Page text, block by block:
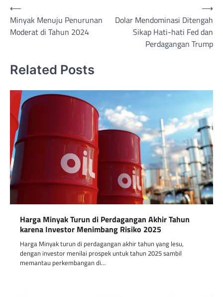
Post
navigation
⟵
Minyak Menuju Penurunan
Moderat di Tahun 2024
Dolar Mendominasi Ditengah
Sikap Hati-hati Fed dan
Perdagangan Trump
⟶
Related Posts
Harga Minyak Turun di Perdagangan Akhir Tahun
karena Investor Menimbang Risiko 2025
Harga Minyak turun di perdagangan akhir tahun yang lesu,
dengan investor menilai prospek untuk tahun 2025 sambil
memantau perkembangan di…